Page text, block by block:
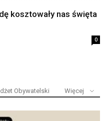
kosztowały nas święta
0
Obywatelski Więcej